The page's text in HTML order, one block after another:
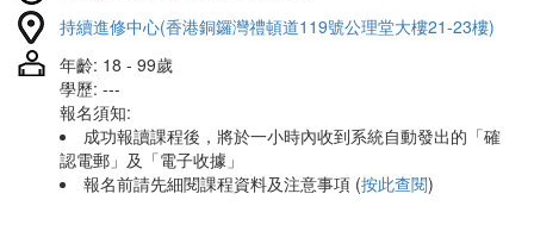
持續進修中心(香港銅鑼灣禮頓道119號公理堂大樓21-23樓)
年齡: 18 - 99歲
學歷: ---
報名須知:
成功報讀課程後，將於一小時內收到系統自動發出的「確
認電郵」及「電子收據」
報名前請先細閱課程資料及注意事項 (按此查閱)